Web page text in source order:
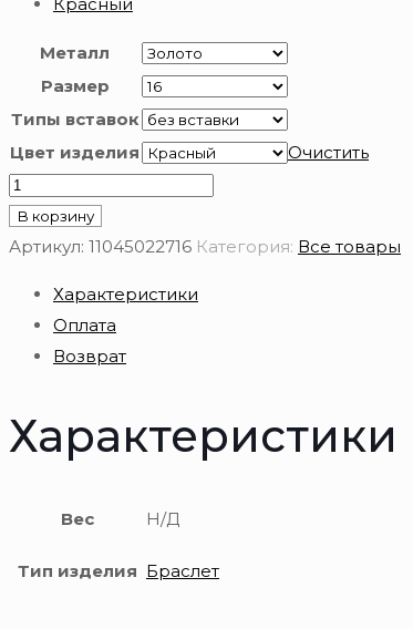
Металл
Размер
Типы вставок
Цвет изделия
Очистить
Количество
товара
Браслет
пробы
В корзину
Артикул: 11045022716 Категория: Все товары
Характеристики
Оплата
Возврат
Характеристики
Вес Н/Д
Тип изделия Браслет